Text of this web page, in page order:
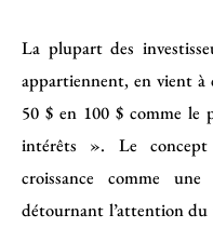
La plupart des
appartiennent, en vient à
50 $ en 100 $ comme le
intérêts ». Le
croissance comme
détournant l’attention